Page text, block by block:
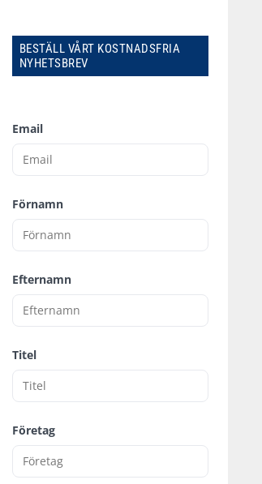
BESTÄLL VÅRT KOSTNADSFRIA
NYHETSBREV
Email
Förnamn
Efternamn
Titel
Företag